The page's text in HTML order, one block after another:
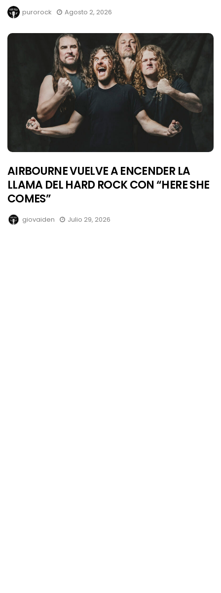
purorock Agosto 2, 2026
AIRBOURNE VUELVE A ENCENDER LA
LLAMA DEL HARD ROCK CON “HERE SHE
COMES”
giovaiden Julio 29, 2026